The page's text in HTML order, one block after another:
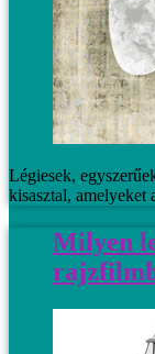
Légiesek,
kisasztal, amelyeket
Milyen